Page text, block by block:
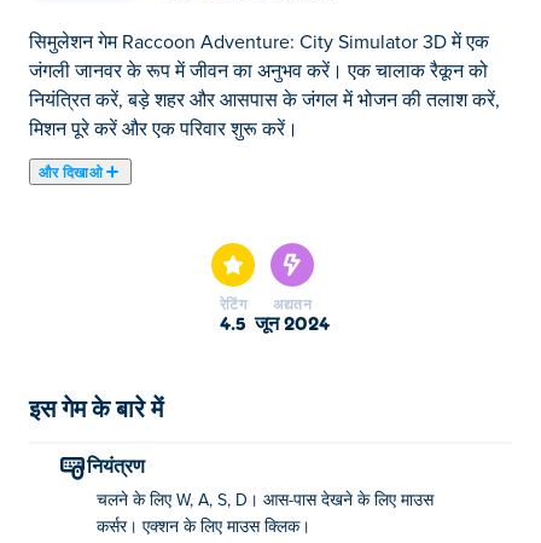
सिमुलेशन गेम Raccoon Adventure: City Simulator 3D में एक
जंगली जानवर के रूप में जीवन का अनुभव करें। एक चालाक रैकून को
नियंत्रित करें, बड़े शहर और आसपास के जंगल में भोजन की तलाश करें,
मिशन पूरे करें और एक परिवार शुरू करें।
और दिखाओ
सिमुलेशन का खेल में से एक है।
रेटिंग
4.5
अद्यतन
जून 2024
इस गेम के बारे में
नियंत्रण
चलने के लिए W, A, S, D। आस-पास देखने के लिए माउस
कर्सर। एक्शन के लिए माउस क्लिक।